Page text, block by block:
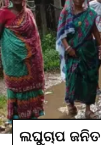
ଲଘୁଚାପ ଜନିତ